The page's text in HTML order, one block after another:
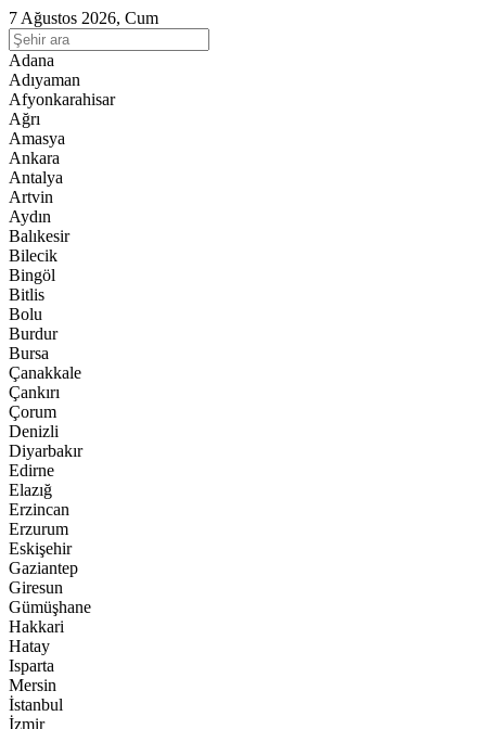
7 Ağustos 2026, Cum
Adana
Adıyaman
Afyonkarahisar
Ağrı
Amasya
Ankara
Antalya
Artvin
Aydın
Balıkesir
Bilecik
Bingöl
Bitlis
Bolu
Burdur
Bursa
Çanakkale
Çankırı
Çorum
Denizli
Diyarbakır
Edirne
Elazığ
Erzincan
Erzurum
Eskişehir
Gaziantep
Giresun
Gümüşhane
Hakkari
Hatay
Isparta
Mersin
İstanbul
İzmir